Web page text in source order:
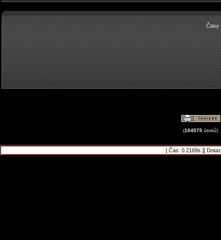
Časy
(104575 útoků)
[ Čas: 0.2169s ][